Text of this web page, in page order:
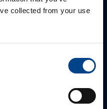
collected from your use